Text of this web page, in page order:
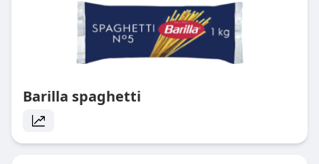
Barilla spaghetti